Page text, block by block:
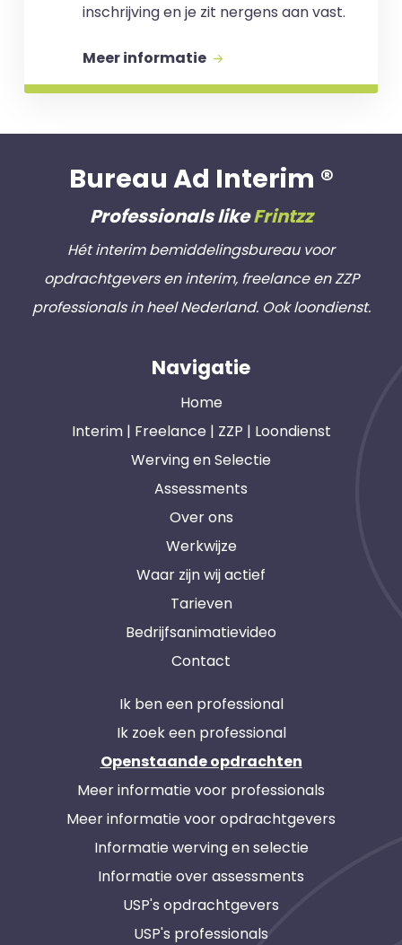
inschrijving en je zit nergens aan vast.
Meer informatie
Bureau Ad Interim ®
Professionals likeFrintzz
Hét interim bemiddelingsbureau voor
opdrachtgevers en interim, freelance en ZZP
professionals in heel Nederland. Ook loondienst.
Navigatie
Home
Interim | Freelance | ZZP | Loondienst
Werving en Selectie
Assessments
Over ons
Werkwijze
Waar zijn wij actief
Tarieven
Bedrijfsanimatievideo
Contact
Ik ben een professional
Ik zoek een professional
Openstaande opdrachten
Meer informatie voor professionals
Meer informatie voor opdrachtgevers
Informatie werving en selectie
Informatie over assessments
USP's opdrachtgevers
USP's professionals